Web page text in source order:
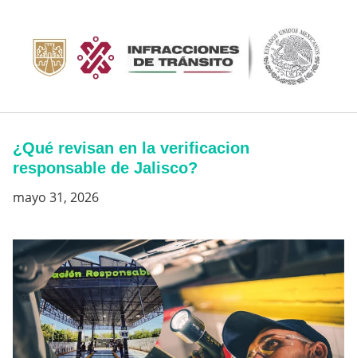
contenido
¿Qué revisan en la verificacion
responsable de Jalisco?
mayo 31, 2026